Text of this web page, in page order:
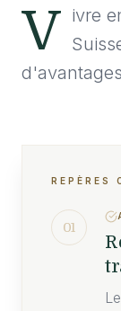
V ivre
REPÈRES
01